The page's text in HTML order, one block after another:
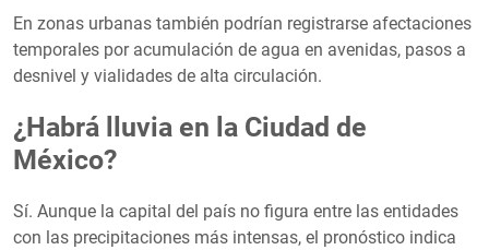
En zonas urbanas también podrían registrarse afectaciones
temporales por acumulación de agua en avenidas, pasos a
desnivel y vialidades de alta circulación.
¿Habrá lluvia en la Ciudad de
México?
Sí. Aunque la capital del país no figura entre las entidades
con las precipitaciones más intensas, el pronóstico indica